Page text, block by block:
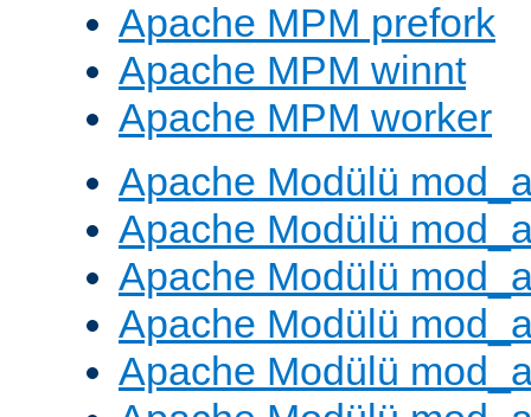
Apache MPM prefork
Apache MPM winnt
Apache MPM worker
Apache Modülü
Apache Modülü
Apache Modülü
Apache Modülü
Apache Modülü